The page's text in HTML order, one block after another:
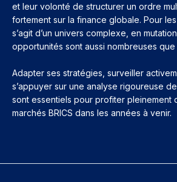
et leur volonté de structurer un ordre
fortement sur la finance globale. Pour
s’agit d’un univers complexe, en
opportunités sont aussi nombreuses que
Adapter ses stratégies, surveiller
s’appuyer sur une analyse rigoureuse
sont essentiels pour profiter pleinement
marchés BRICS dans les années à venir.